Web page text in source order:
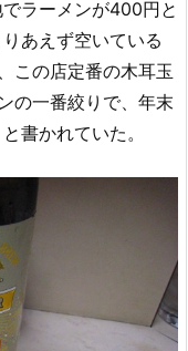
ラーメンが400円と
あえず空いている
この店定番の木耳玉
の一番絞りで、年末
書かれていた。